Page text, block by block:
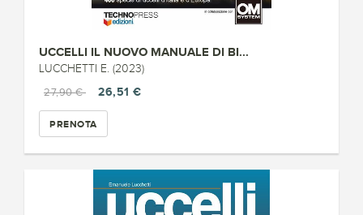
UCCELLI IL NUOVO MANUALE DI BI...
LUCCHETTI E. (2023)
27,90 €
26,51 €
PRENOTA